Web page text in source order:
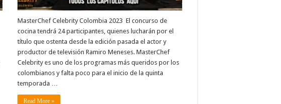
MasterChef Celebrity Colombia 2023 El concurso de
cocina tendrá 24 participantes, quienes lucharán por el
título que ostenta desde la edición pasada el actor y
productor de televisión Ramiro Meneses. MasterChef
Celebrity es uno de los programas más queridos por los
colombianos y falta poco para el inicio de la quinta
temporada …
Read More »